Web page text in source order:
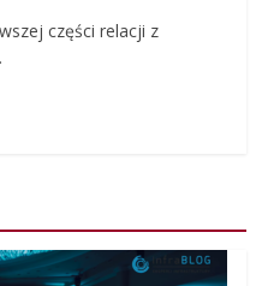
części relacji z